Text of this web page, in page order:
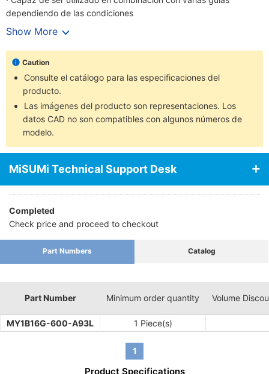
dependiendo de las condiciones
· Diseño simple que ahorra espacio sin ninguna guía
Show More
Caution
Consulte el catálogo para las especificaciones del
producto.
Las imágenes del producto son representaciones. Los
datos CAD no son compatibles con algunos números de
modelo.
MiSUMi Technical Support Desk
Completed
Check price and proceed to checkout
Part Numbers Catalog
Part Number Minimum order quantity Volume
MY1B16G-600-A93L 1 Piece(s)
1
Product Specifications